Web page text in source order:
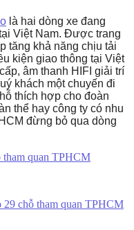
là hai dòng xe đang
Việt Nam. Được trang
tăng khả năng chịu tải
kiện giao thông tại Việt
âm thanh HIFI giải trí
khách một chuyến đi
thích hợp cho đoàn
thể hay công ty có nhu
đừng bỏ qua dòng